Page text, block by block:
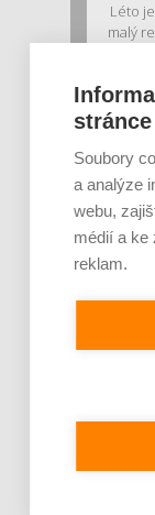
Léto
malý
Je jen
stravě
stránce
Soubory
a analýze
webu,
médií a ke
reklam.